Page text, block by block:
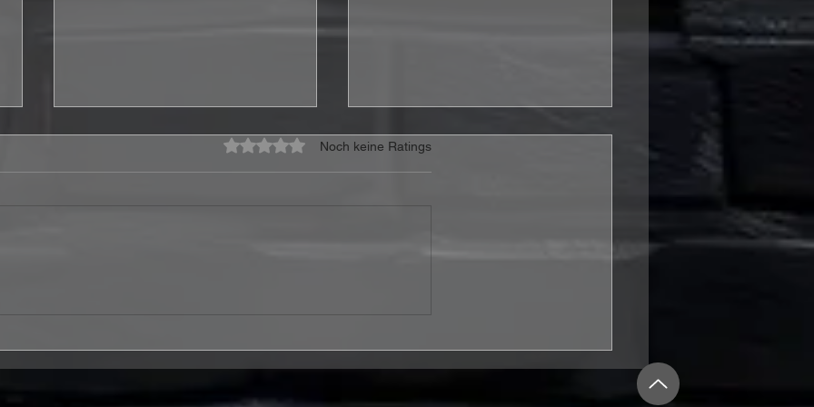
Mit 0 von 5 Sternen bewertet.
Noch keine Ratings